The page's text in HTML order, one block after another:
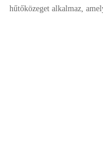
hűtőközeget alkalmaz,